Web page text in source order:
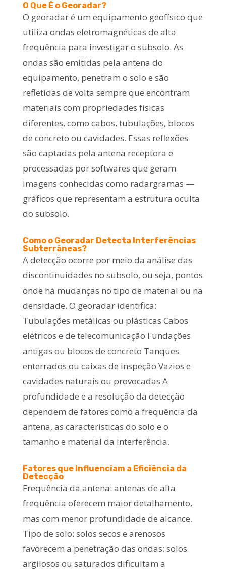
O Que É o Georadar?
O georadar é um equipamento geofísico que
utiliza ondas eletromagnéticas de alta
frequência para investigar o subsolo. As
ondas são emitidas pela antena do
equipamento, penetram o solo e são
refletidas de volta sempre que encontram
materiais com propriedades físicas
diferentes, como cabos, tubulações, blocos
de concreto ou cavidades. Essas reflexões
são captadas pela antena receptora e
processadas por softwares que geram
imagens conhecidas como radargramas —
gráficos que representam a estrutura oculta
do subsolo.
Como o Georadar Detecta Interferências
Subterrâneas?
A detecção ocorre por meio da análise das
discontinuidades no subsolo, ou seja, pontos
onde há mudanças no tipo de material ou na
densidade. O georadar identifica:
Tubulações metálicas ou plásticas Cabos
elétricos e de telecomunicação Fundações
antigas ou blocos de concreto Tanques
enterrados ou caixas de inspeção Vazios e
cavidades naturais ou provocadas A
profundidade e a resolução da detecção
dependem de fatores como a frequência da
antena, as características do solo e o
tamanho e material da interferência.
Fatores que Influenciam a Eficiência da
Detecção
Frequência da antena: antenas de alta
frequência oferecem maior detalhamento,
mas com menor profundidade de alcance.
Tipo de solo: solos secos e arenosos
favorecem a penetração das ondas; solos
argilosos ou saturados dificultam a